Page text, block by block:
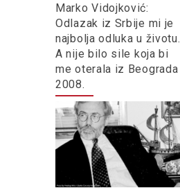
Marko Vidojković:
Odlazak iz Srbije mi je
najbolja odluka u životu.
A nije bilo sile koja bi
me oterala iz Beograda
2008.